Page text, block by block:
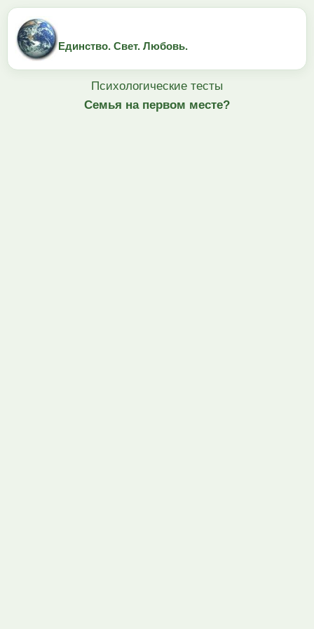
Единство. Свет. Любовь.
Психологические тесты
Семья на первом месте?